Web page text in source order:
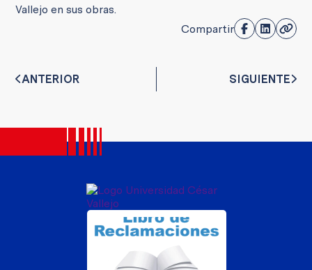
Vallejo en sus obras.
Compartir
ANTERIOR SIGUIENTE